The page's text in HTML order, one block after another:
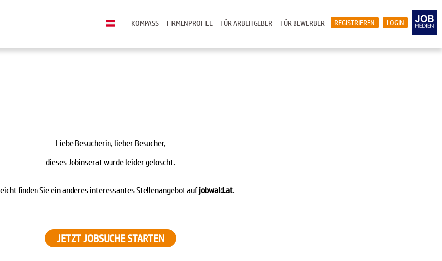
LOGIN
REGISTRIEREN
FÜR BEWERBER
FÜR ARBEITGEBER
FIRMENPROFILE
KOMPASS
Liebe Besucherin, lieber Besucher,
dieses Jobinserat wurde leider gelöscht.
finden Sie ein anderes interessantes Stellenangebot aufjobwald.at
JETZT JOBSUCHE STARTEN